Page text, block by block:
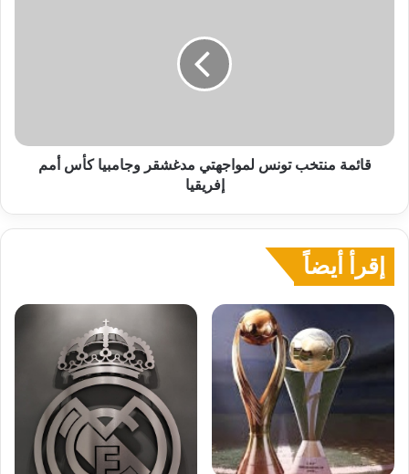
إفريقيا
قائمة منتخب تونس لمواجهتي مدغشقر وجامبيا كأس أمم
إفريقيا
إقرأ أيضاً